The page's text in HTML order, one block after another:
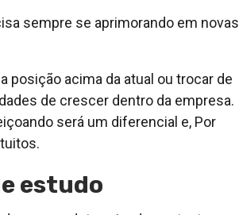
sempre se aprimorando em novas
posição acima da atual ou trocar de
de crescer dentro da empresa.
será um diferencial e, Por
estudo